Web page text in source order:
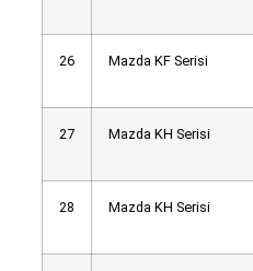
26 Mazda KF Serisi
27 Mazda KH Serisi
28 Mazda KH Serisi